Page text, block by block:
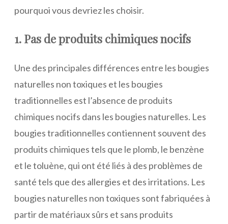
pourquoi vous devriez les choisir.
1. Pas de produits chimiques nocifs
Une des principales différences entre les bougies
naturelles non toxiques et les bougies
traditionnelles est l’absence de produits
chimiques nocifs dans les bougies naturelles. Les
bougies traditionnelles contiennent souvent des
produits chimiques tels que le plomb, le benzène
et le toluène, qui ont été liés à des problèmes de
santé tels que des allergies et des irritations. Les
bougies naturelles non toxiques sont fabriquées à
partir de matériaux sûrs et sans produits